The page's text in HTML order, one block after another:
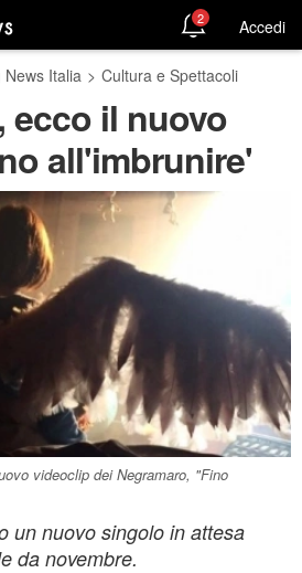
2 Accedi
News Italia > Cultura e Spettacoli
ecco il nuovo
all'imbrunire'
videoclip dei Negramaro, "Fino
un nuovo singolo in attesa
da novembre.